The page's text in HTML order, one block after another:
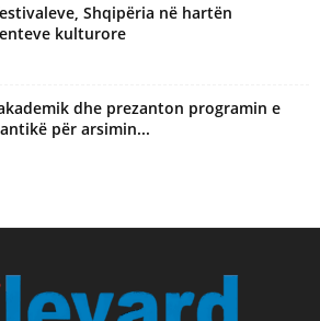
Shqipëria në hartën
kulturore
dhe prezanton programin e
për arsimin...